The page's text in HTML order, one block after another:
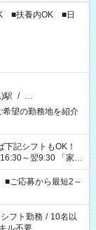
■扶養内OK ■日
駅 / …
望の勤務地を紹介
翌9:30 「家族
準備がしたい」
望を教えてください
40時間を超える場
■ご応募から最短2～
シフト勤務 / 10名以
ル不要